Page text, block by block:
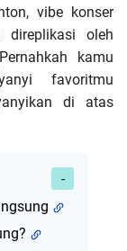
vibe konser
oleh
kamu
favoritmu
di atas